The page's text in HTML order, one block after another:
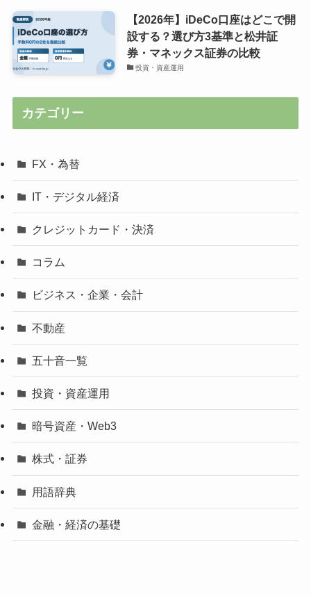
【2026年】iDeCo口座はどこで開
設する？選び方3基準と松井証
券・マネックス証券の比較
投資・資産運用
カテゴリー
FX・為替
IT・デジタル経済
クレジットカード・決済
コラム
ビジネス・企業・会計
不動産
五十音一覧
投資・資産運用
暗号資産・Web3
株式・証券
用語辞典
金融・経済の基礎